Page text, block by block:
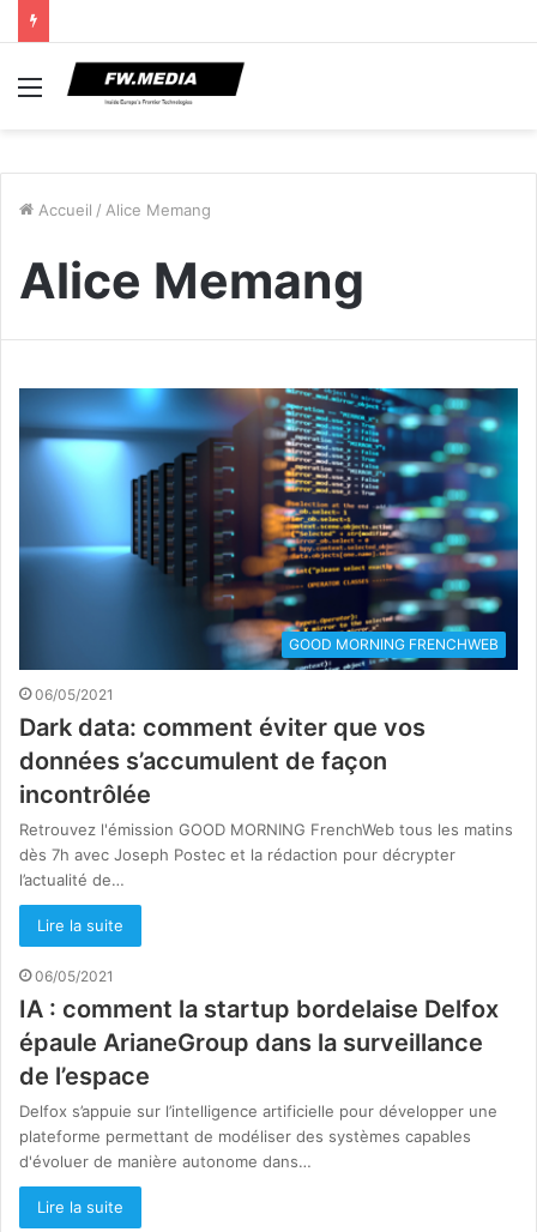
Menu
Accueil / Alice Memang
Alice Memang
GOOD MORNING FRENCHWEB
06/05/2021
Dark data: comment éviter que vos
données s’accumulent de façon
incontrôlée
Retrouvez l'émission GOOD MORNING FrenchWeb tous les matins
dès 7h avec Joseph Postec et la rédaction pour décrypter
l’actualité de…
Lire la suite
06/05/2021
IA : comment la startup bordelaise Delfox
épaule ArianeGroup dans la surveillance
de l’espace
Delfox s’appuie sur l’intelligence artificielle pour développer une
plateforme permettant de modéliser des systèmes capables
d'évoluer de manière autonome dans…
Lire la suite